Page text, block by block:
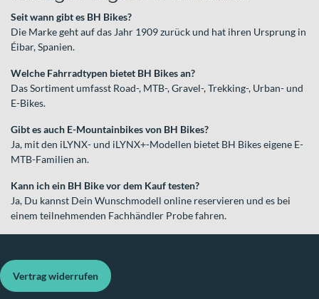
Seit wann gibt es BH Bikes?
Die Marke geht auf das Jahr 1909 zurück und hat ihren Ursprung in
Éibar, Spanien.
Welche Fahrradtypen bietet BH Bikes an?
Das Sortiment umfasst Road-, MTB-, Gravel-, Trekking-, Urban- und
E-Bikes.
Gibt es auch E-Mountainbikes von BH Bikes?
Ja, mit den iLYNX- und iLYNX+-Modellen bietet BH Bikes eigene E-
MTB-Familien an.
Kann ich ein BH Bike vor dem Kauf testen?
Ja, Du kannst Dein Wunschmodell online reservieren und es bei
einem teilnehmenden Fachhändler Probe fahren.
Vertrag widerrufen